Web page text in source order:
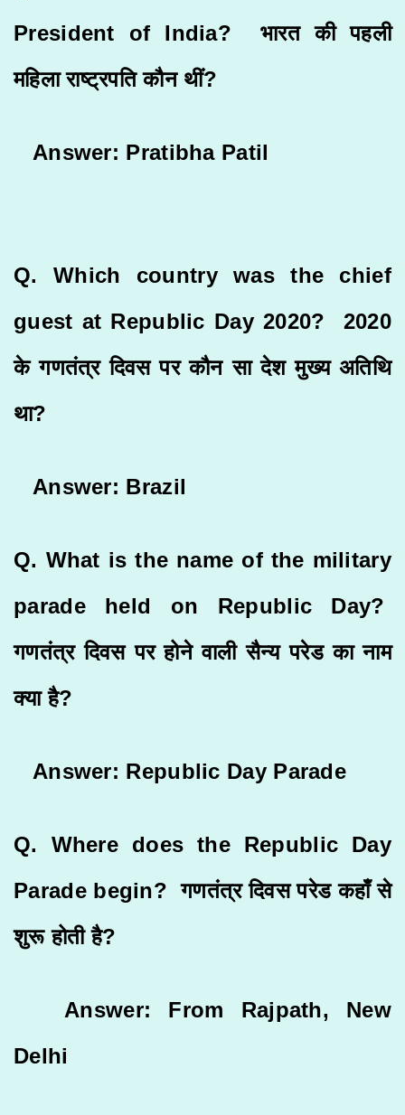
President of India? भारत की पहली
महिला राष्ट्रपति कौन थीं?
Answer: Pratibha Patil
Q. Which country was the chief
guest at Republic Day 2020? 2020
के गणतंत्र दिवस पर कौन सा देश मुख्य अतिथि
था?
Answer: Brazil
Q. What is the name of the military
parade held on Republic Day?
गणतंत्र दिवस पर होने वाली सैन्य परेड का नाम
क्या है?
Answer: Republic Day Parade
Q. Where does the Republic Day
Parade begin? गणतंत्र दिवस परेड कहाँ से
शुरू होती है?
Answer: From Rajpath, New
Delhi